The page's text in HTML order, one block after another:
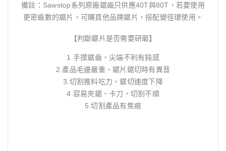
備註：Sawstop系列原廠鋸齒只供應40T與80T，若要使用
更密齒數的鋸片，可購買他品牌鋸片，搭配變徑環使用。
【判斷鋸片是否需要研磨】
1.手摸鋸齒，尖端不利有鈍感
2.產品毛邊嚴重、鋸片鋸切時有異音
3.切割推料吃力，鋸切速度下降
4.容易夾鋸、卡刀，切割不順
5.切割產品有焦痕